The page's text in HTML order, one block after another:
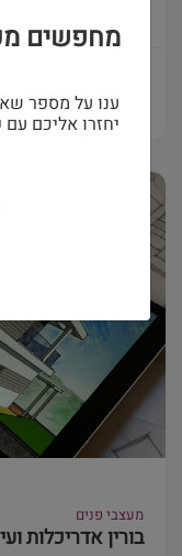
פרטים ויצירת
מעצבי פנים
בורין אדריכלות
מחפשים
ענו על מספר
יחזרו אליכם